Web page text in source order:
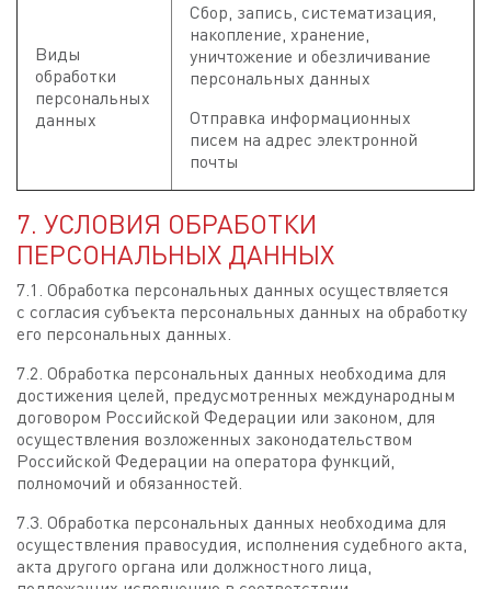
Виды
обработки
персональных
данных
Сбор, запись, систематизация,
накопление, хранение,
уничтожение и обезличивание
персональных данных
Отправка информационных
писем на адрес электронной
почты
7. УСЛОВИЯ ОБРАБОТКИ
ПЕРСОНАЛЬНЫХ ДАННЫХ
7.1. Обработка персональных данных осуществляется
с согласия субъекта персональных данных на обработку
его персональных данных.
7.2. Обработка персональных данных необходима для
достижения целей, предусмотренных международным
договором Российской Федерации или законом, для
осуществления возложенных законодательством
Российской Федерации на оператора функций,
полномочий и обязанностей.
7.3. Обработка персональных данных необходима для
осуществления правосудия, исполнения судебного акта,
акта другого органа или должностного лица,